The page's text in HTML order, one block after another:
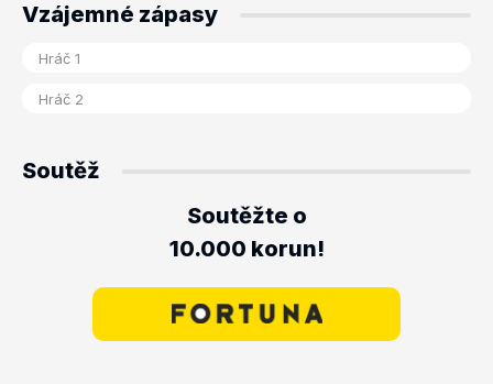
Vzájemné zápasy
Soutěž
Soutěžte o
10.000 korun!